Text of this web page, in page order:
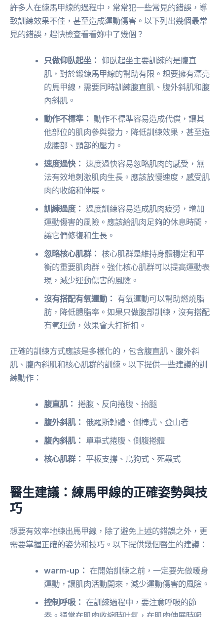
許多人在練馬甲線的過程中，常常犯一些常見的錯誤，導
致訓練效果不佳，甚至造成運動傷害。以下列出幾個最常
見的錯誤，趕快檢查看看妳中了幾個？
只做仰臥起坐： 仰臥起坐主要訓練的是腹直
肌，對於鍛鍊馬甲線的幫助有限。想要擁有漂亮
的馬甲線，需要同時訓練腹直肌、腹外斜肌和腹
內斜肌。
動作不標準： 動作不標準容易造成代償，讓其
他部位的肌肉參與發力，降低訓練效果，甚至造
成腰部、頸部的壓力。
速度過快： 速度過快容易忽略肌肉的感受，無
法有效地刺激肌肉生長。應該放慢速度，感受肌
肉的收縮和伸展。
訓練過度： 過度訓練容易造成肌肉疲勞，增加
運動傷害的風險。應該給肌肉足夠的休息時間，
讓它們修復和生長。
忽略核心肌群： 核心肌群是維持身體穩定和平
衡的重要肌肉群。強化核心肌群可以提高運動表
現，減少運動傷害的風險。
沒有搭配有氧運動： 有氧運動可以幫助燃燒脂
肪，降低體脂率。如果只做腹部訓練，沒有搭配
有氧運動，效果會大打折扣。
正確的訓練方式應該是多樣化的，包含腹直肌、腹外斜
肌、腹內斜肌和核心肌群的訓練。以下提供一些建議的訓
練動作：
腹直肌： 捲腹、反向捲腹、抬腿
腹外斜肌： 俄羅斯轉體、側棒式、登山者
腹內斜肌： 單車式捲腹、側腹捲體
核心肌群： 平板支撐、鳥狗式、死蟲式
醫生建議：練馬甲線的正確姿勢與技
巧
想要有效率地練出馬甲線，除了避免上述的錯誤之外，更
需要掌握正確的姿勢和技巧。以下提供幾個醫生的建議：
warm-up： 在開始訓練之前，一定要先做暖身
運動，讓肌肉活動開來，減少運動傷害的風險。
控制呼吸： 在訓練過程中，要注意呼吸的節